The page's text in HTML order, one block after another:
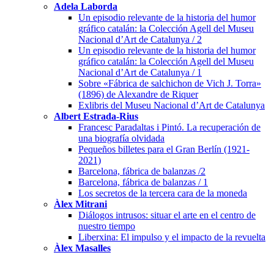
Adela Laborda
Un episodio relevante de la historia del humor
gráfico catalán: la Colección Agell del Museu
Nacional d’Art de Catalunya / 2
Un episodio relevante de la historia del humor
gráfico catalán: la Colección Agell del Museu
Nacional d’Art de Catalunya / 1
Sobre «Fábrica de salchichon de Vich J. Torra»
(1896) de Alexandre de Riquer
Exlibris del Museu Nacional d’Art de Catalunya
Albert Estrada-Rius
Francesc Paradaltas i Pintó. La recuperación de
una biografía olvidada
Pequeños billetes para el Gran Berlín (1921-
2021)
Barcelona, fábrica de balanzas /2
Barcelona, fábrica de balanzas / 1
Los secretos de la tercera cara de la moneda
Àlex Mitrani
Diálogos intrusos: situar el arte en el centro de
nuestro tiempo
Liberxina: El impulso y el impacto de la revuelta
Àlex Masalles